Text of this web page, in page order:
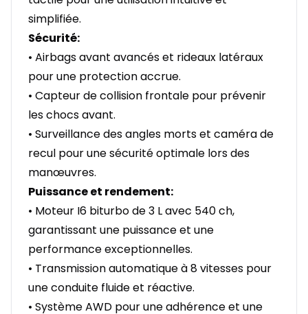
simplifiée.
Sécurité:
• Airbags avant avancés et rideaux latéraux
pour une protection accrue.
• Capteur de collision frontale pour prévenir
les chocs avant.
• Surveillance des angles morts et caméra de
recul pour une sécurité optimale lors des
manœuvres.
Puissance et rendement:
• Moteur I6 biturbo de 3 L avec 540 ch,
garantissant une puissance et une
performance exceptionnelles.
• Transmission automatique à 8 vitesses pour
une conduite fluide et réactive.
• Système AWD pour une adhérence et une